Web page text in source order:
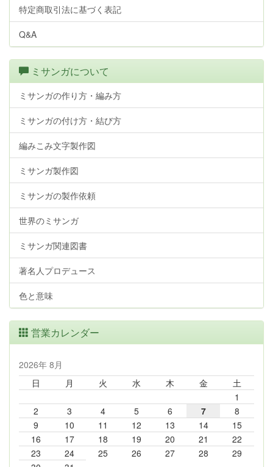
特定商取引法に基づく表記
Q&A
ミサンガについて
ミサンガの作り方・編み方
ミサンガの付け方・結び方
編みこみ文字製作図
ミサンガ製作図
ミサンガの製作依頼
世界のミサンガ
ミサンガ関連図書
著名人プロデュース
色と意味
営業カレンダー
2026年 8月
日
月 火 水 木 金
土
1
2
3 4 5 6 7
8
9
10 11 12 13 14
15
16
17 18 19 20 21
22
23
24 25 26 27 28
29